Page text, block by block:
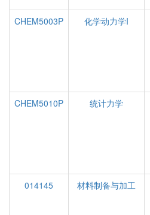
CHEM5003P
化学动力学I
CHEM5010P
统计力学
014145
材料制备与加工